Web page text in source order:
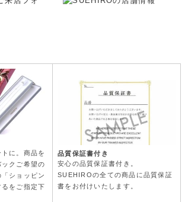
に。商品を
クご希望の
ショッピン
をご指定下
品質保証書付き
安心の品質保証書付き。
SUEHIROの全ての商品に品質保証
書をお付けいたします。